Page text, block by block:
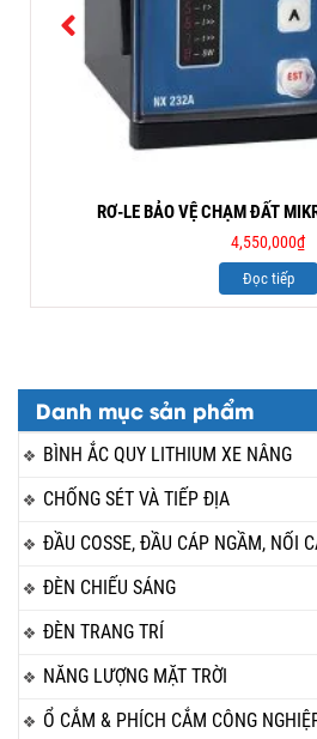
Danh mục sản phẩm
BÌNH ẮC QUY LITHIUM XE NÂNG
CHỐNG SÉT VÀ TIẾP ĐỊA
ĐẦU COSSE, ĐẦU CÁP NGẦM, NỐI
ĐÈN CHIẾU SÁNG
ĐÈN TRANG TRÍ
NĂNG LƯỢNG MẶT TRỜI
Ổ CẮM & PHÍCH CẮM CÔNG
RƠ-LE BẢO VỆ CHẠM ĐẤT
4,550,000₫
Đọc tiếp